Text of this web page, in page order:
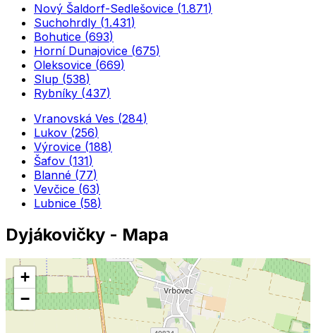
Nový Šaldorf-Sedlešovice (1.871)
Suchohrdly (1.431)
Bohutice (693)
Horní Dunajovice (675)
Oleksovice (669)
Slup (538)
Rybníky (437)
Vranovská Ves (284)
Lukov (256)
Výrovice (188)
Šafov (131)
Blanné (77)
Vevčice (63)
Lubnice (58)
Dyjákovičky - Mapa
+
−